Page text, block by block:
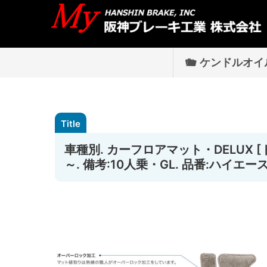
ケンドルオイ
車種別. カーフロアマット・DELUX
～. 備考:10人乗・GL. 品番:ハイエー